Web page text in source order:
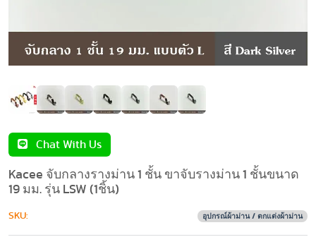
Chat With Us
Kacee จับกลางรางม่าน 1 ชั้น ขาจับรางม่าน 1 ชั้นขนาด
19 มม. รุ่น LSW (1ชิ้น)
SKU: อุปกรณ์ผ้าม่าน / ตกแต่งผ้าม่าน